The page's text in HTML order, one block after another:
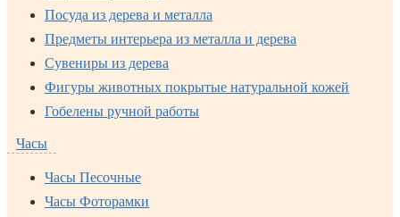
Посуда из дерева и металла
Предметы интерьера из металла и дерева
Сувениры из дерева
Фигуры животных покрытые натуральной кожей
Гобелены ручной работы
Часы
Часы Песочные
Часы Фоторамки